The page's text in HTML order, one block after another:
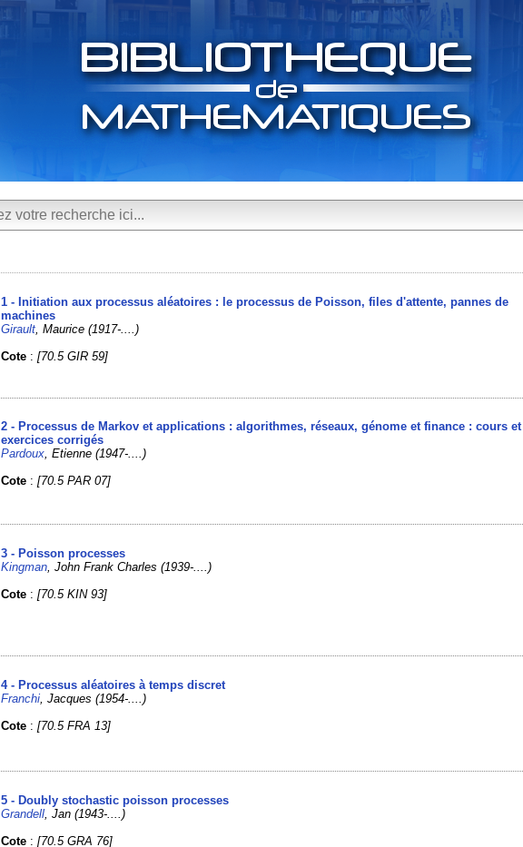
1 - Initiation aux processus aléatoires : le processus de Poisson, files d'attente, pannes de
machines
Girault , Maurice (1917-....)
Cote :[70.5 GIR 59]
2 - Processus de Markov et applications : algorithmes, réseaux, génome et finance : cours et
exercices corrigés
Pardoux, Etienne (1947-....)
Cote :[70.5 PAR 07]
3 - Poisson processes
Kingman, John Frank Charles (1939-....)
Cote :[70.5 KIN 93]
4 - Processus aléatoires à temps discret
Franchi , Jacques (1954-....)
Cote :[70.5 FRA 13]
5 - Doubly stochastic poisson processes
Grandell , Jan (1943-....)
Cote :[70.5 GRA 76]